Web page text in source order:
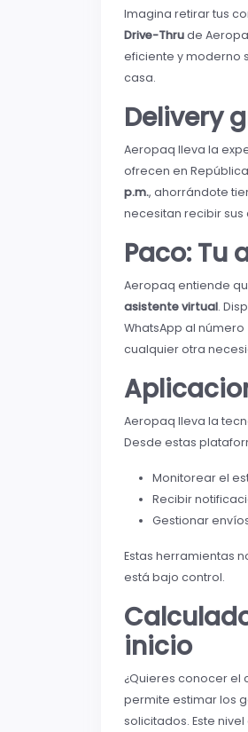
Imagina retirar tus
Drive-Thrude
eficiente y moderno
casa.
Delivery
Aeropaq lleva la
ofrecen en
p.m., ahorrándote
necesitan recibir
Paco: Tu
Aeropaq entiende
asistente virtual.
WhatsApp al número
cualquier otra
Aeropaq lleva la
Desde estas
Monitorear el
Recibir
Gestionar
Estas herramientas
está bajo control.
inicio
¿Quieres conocer el
permite estimar los
solicitados. Este